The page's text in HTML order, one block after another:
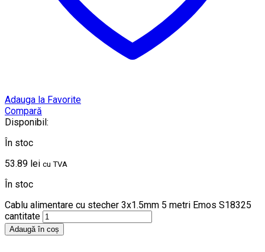
Adauga la Favorite
Compară
Disponibil:
În stoc
53.89 lei cu TVA
În stoc
Cablu alimentare cu stecher 3x1.5mm 5 metri Emos S18325
cantitate
Adaugă în coș